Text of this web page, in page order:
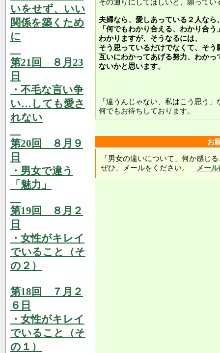
いをせず、いい
関係を築くため
に
第21回 ８月23
日
・不毛な言い争
い…しても愛さ
れない
第20回 ８月９
日
・男女で違う
「魅力」
第19回 ８月２
日
・女性がキレイ
でいること（そ
の２）
第18回 ７月２
６日
・女性がキレイ
でいること（そ
の１）
その通りにしてほしいと、願ってい
夫婦なら、愛しあっている２人なら
「何でもわかり合える、わかり合
わかりますが、そうなるには、
そう思っているだけでなくて、そ
互いにわかってあげる努力、わか
ないかと思います。
「違うんじゃない、私はこう思う
何でもお待ちしております。
お
「男女の違いについて」何か感じ
ぜひ、メールをください。
メー